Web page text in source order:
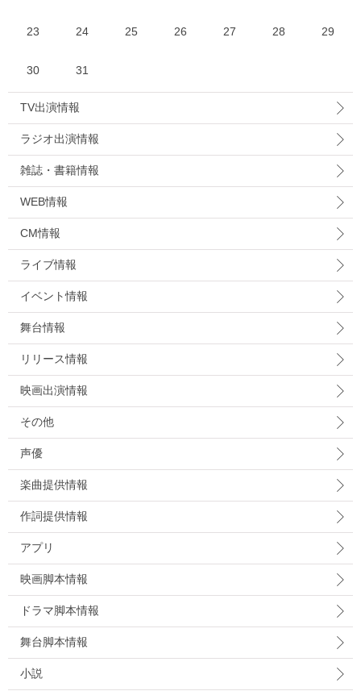
23 24 25 26 27 28 29
30 31
TV出演情報
ラジオ出演情報
雑誌・書籍情報
WEB情報
CM情報
ライブ情報
イベント情報
舞台情報
リリース情報
映画出演情報
その他
声優
楽曲提供情報
作詞提供情報
アプリ
映画脚本情報
ドラマ脚本情報
舞台脚本情報
小説